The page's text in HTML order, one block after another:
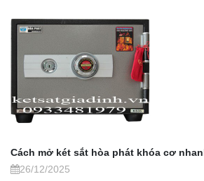
Cách mở két sắt hòa phát khóa cơ
26/12/2025